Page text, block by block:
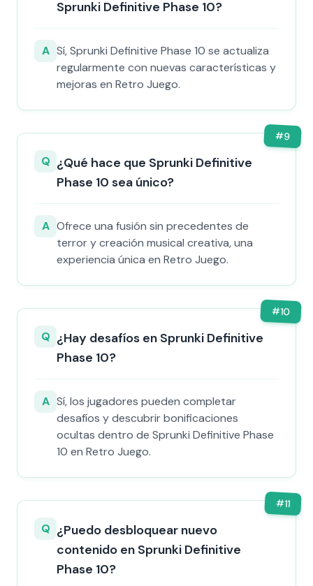
Sprunki Definitive Phase 10?
A Sí, Sprunki Definitive Phase 10 se actualiza
regularmente con nuevas características y
mejoras en Retro Juego.
#9
Q ¿Qué hace que Sprunki Definitive
Phase 10 sea único?
A Ofrece una fusión sin precedentes de
terror y creación musical creativa, una
experiencia única en Retro Juego.
#10
Q ¿Hay desafíos en Sprunki Definitive
Phase 10?
A Sí, los jugadores pueden completar
desafíos y descubrir bonificaciones
ocultas dentro de Sprunki Definitive Phase
10 en Retro Juego.
#11
Q ¿Puedo desbloquear nuevo
contenido en Sprunki Definitive
Phase 10?